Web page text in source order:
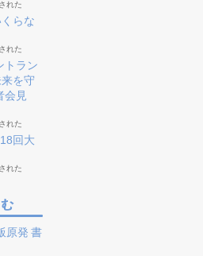
れた
らな
れた
トラン
を守
会見
れた
回大
れた
原発 書